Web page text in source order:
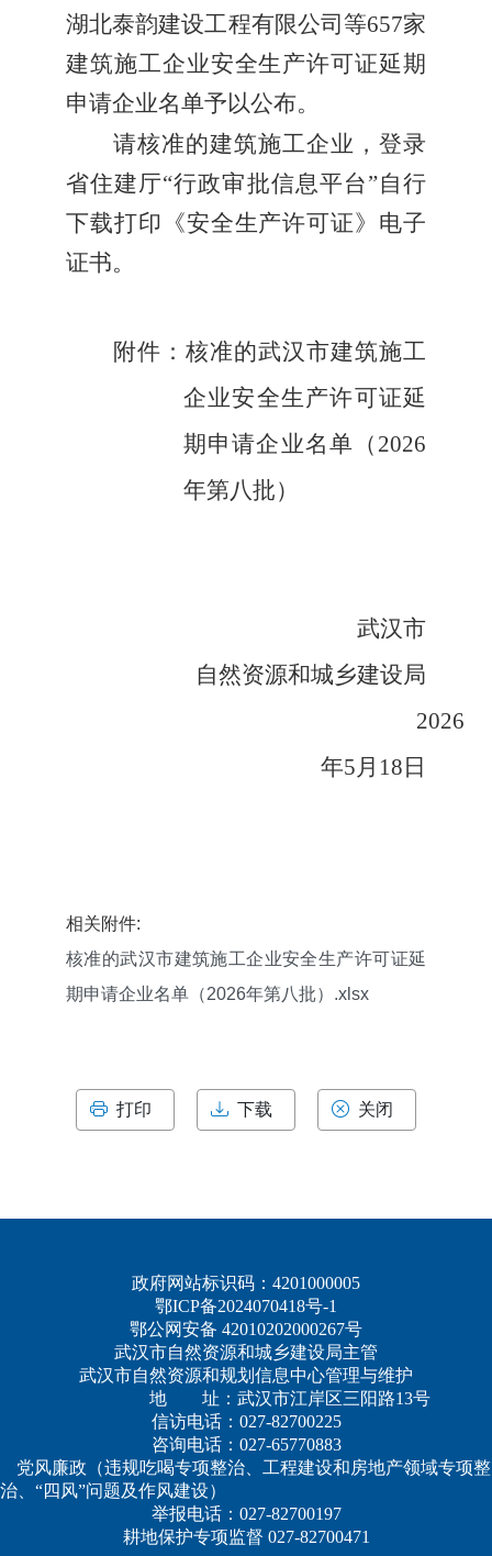
湖北泰韵建设工程有限公司等657家
建筑施工企业安全生产许可证延期
申请企业名单予以公布。
请核准的建筑施工企业，登录
省住建厅“行政审批信息平台”自行
下载打印《安全生产许可证》电子
证书。
附件：核准的武汉市建筑施工
企业安全生产许可证延
期申请企业名单（2026
年第八批）
武汉市
自然资源和城乡建设局
2026
年5月18日
相关附件:
核准的武汉市建筑施工企业安全生产许可证延
期申请企业名单（2026年第八批）.xlsx
打印 下载 关闭
政府网站标识码：4201000005
鄂ICP备2024070418号-1
鄂公网安备 42010202000267号
武汉市自然资源和城乡建设局主管
武汉市自然资源和规划信息中心管理与维护
地 址：武汉市江岸区三阳路13号
信访电话：027-82700225
咨询电话：027-65770883
党风廉政（违规吃喝专项整治、工程建设和房地产领域专项整
治、“四风”问题及作风建设）
举报电话：027-82700197
耕地保护专项监督 027-82700471